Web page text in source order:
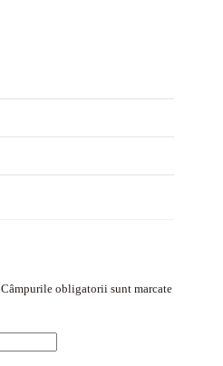
Câmpurile obligatorii sunt marcate